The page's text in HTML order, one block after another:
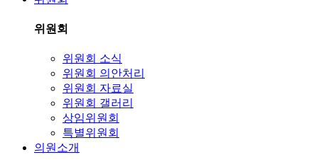
위원회
위원회 소식
위원회 의안처리
위원회 자료실
위원회 갤러리
상임위원회
특별위원회
의원소개